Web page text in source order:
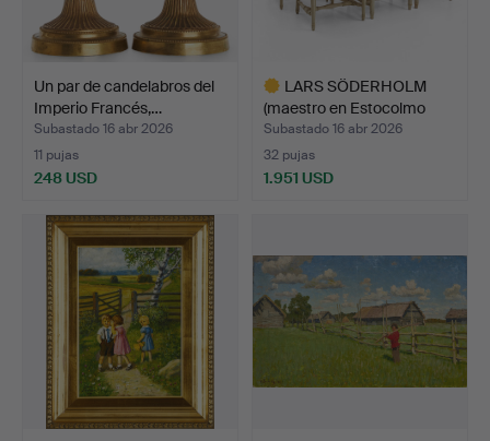
Un par de candelabros del
Imperio Francés,…
Subastado 16 abr 2026
11 pujas
248 USD
LARS SÖDERHOLM
(maestro en Estocolmo
1789-…
Subastado 16 abr 2026
32 pujas
1.951 USD